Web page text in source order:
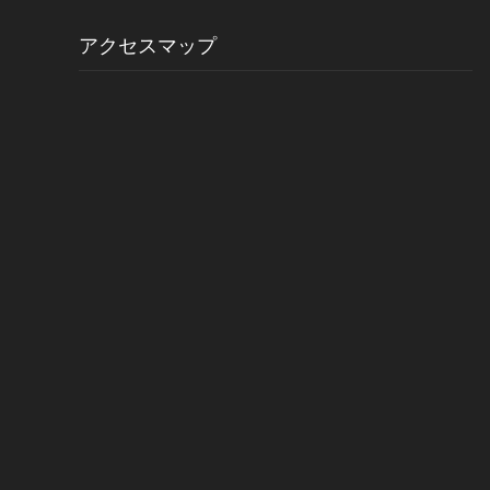
アクセスマップ